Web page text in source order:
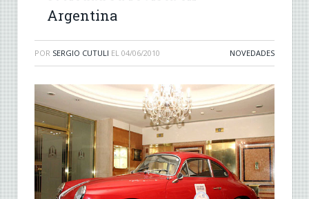
Argentina
POR SERGIO CUTULI EL 04/06/2010 NOVEDADES